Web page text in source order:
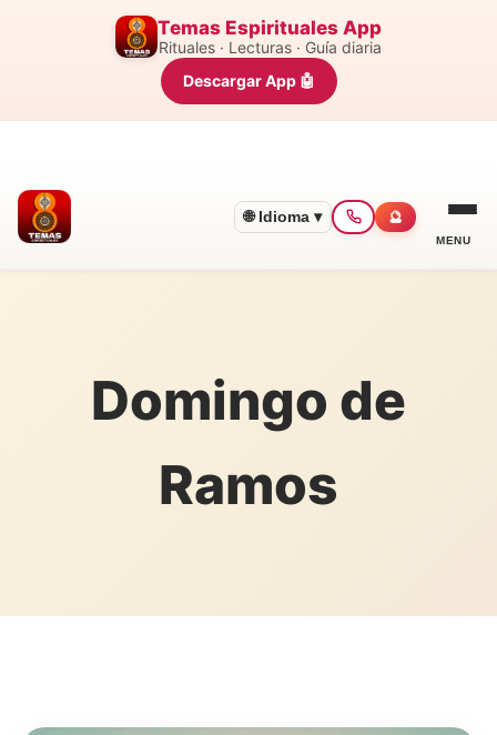
Temas Espirituales App
Rituales · Lecturas · Guía diaria
Descargar App 🤖
🌐 Idioma ▾ 🔮
MENU
Domingo de
Ramos